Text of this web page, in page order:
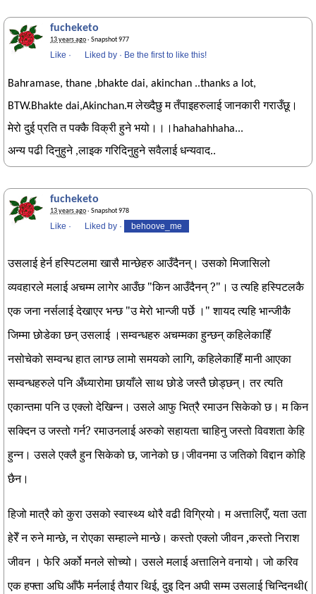
fucheketo
13 years ago· Snapshot 977
Like · Liked by · Be the first to like this!
Bahramase, thane ,bhakte dai, akinchan ..thanks a lot,
BTW.Bhakte dai,Akinchan.म लेख्दैछु म तँपाइहरुलाई जानकारी गराउँछू।
मेरो दुई प्रति त पक्कै विक्री हुने भयो।।।hahahahhaha...
अन्य पढी दिनुहुने ,लाइक गरिदिनुहुने सवैलाई धन्यवाद..
fucheketo
13 years ago· Snapshot 978
Like · Liked by · behoove_me
उसलाई हेर्न हस्पिटलमा खासै मान्छेहरु आउँदैनन्। उसको मिजासिलो
व्यवहारले मलाई अचम्म लागेर आउँछ "किन आउँदैनन् ?"। उ त्यहि हस्पिटलकै
एक जना नर्सलाई देखाएर भन्छ "उ मेरो भान्जी पर्छे ।" शायद त्यहि भान्जीकै
जिम्मा छोडेका छन् उसलाई ।सम्वन्धहरु अचम्मका हुन्छन् कहिलेकाहिँ
नसोचेको सम्वन्ध हात लाग्छ लामो समयको लागि, कहिलेकाहिँ मानी आएका
सम्वन्धहरुले पनि अँध्यारोमा छायाँले साथ छोडे जस्तै छोड्छन्। तर त्यति
एकान्तमा पनि उ एक्लो देखिन्न। उसले आफु भित्रै रमाउन सिकेको छ। म किन
सक्दिन उ जस्तो गर्न? रमाउनलाई अरुको सहायता चाहिनु जस्तो विवशता केहि
हुन्न। उसले एक्लै हुन सिकेको छ, जानेको छ।जीवनमा उ जतिको विद्दान कोहि
छैन।
हिजो मात्रै को कुरा उसको स्वास्थ्य थोरै वढी विग्रियो। म अत्तालिएँ, यता उता
हेरेँ न रुने मान्छे, न रोएका सम्हाल्ने मान्छे। कस्तो एक्लो जीवन ,कस्तो निराश
जीवन । फेरि अर्को मनले सोच्यो। उसले मलाई अत्तालिने वनायो। जो करिव
एक हफ्ता अघि आँफै मर्नलाई तैयार थिई, दुइ दिन अघी सम्म उसलाई चिन्दिनथी(